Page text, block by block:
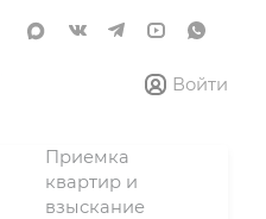
Войти
Приемка
квартир и
взыскание